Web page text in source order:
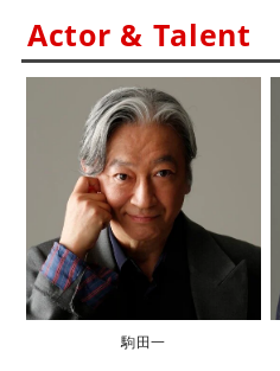
Actor & Talent
駒田一